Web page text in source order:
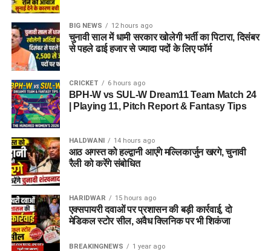
BIG NEWS 12 hours ago
चुनावी साल में धामी सरकार खोलेगी भर्ती का पिटारा, दिसंबर
से पहले ढाई हजार से ज्यादा पदों के लिए फॉर्म
CRICKET 6 hours ago
BPH-W vs SUL-W Dream11 Team Match 24
| Playing 11, Pitch Report & Fantasy Tips
HALDWANI 14 hours ago
आठ अगस्त को हल्द्वानी आएंगे मल्लिकार्जुन खरगे, चुनावी
रैली को करेंगे संबोधित
HARIDWAR 15 hours ago
एक्सपायरी दवाओं पर प्रशासन की बड़ी कार्रवाई, दो
मेडिकल स्टोर सील, अवैध क्लिनिक पर भी शिकंजा
BREAKINGNEWS 1 year ago